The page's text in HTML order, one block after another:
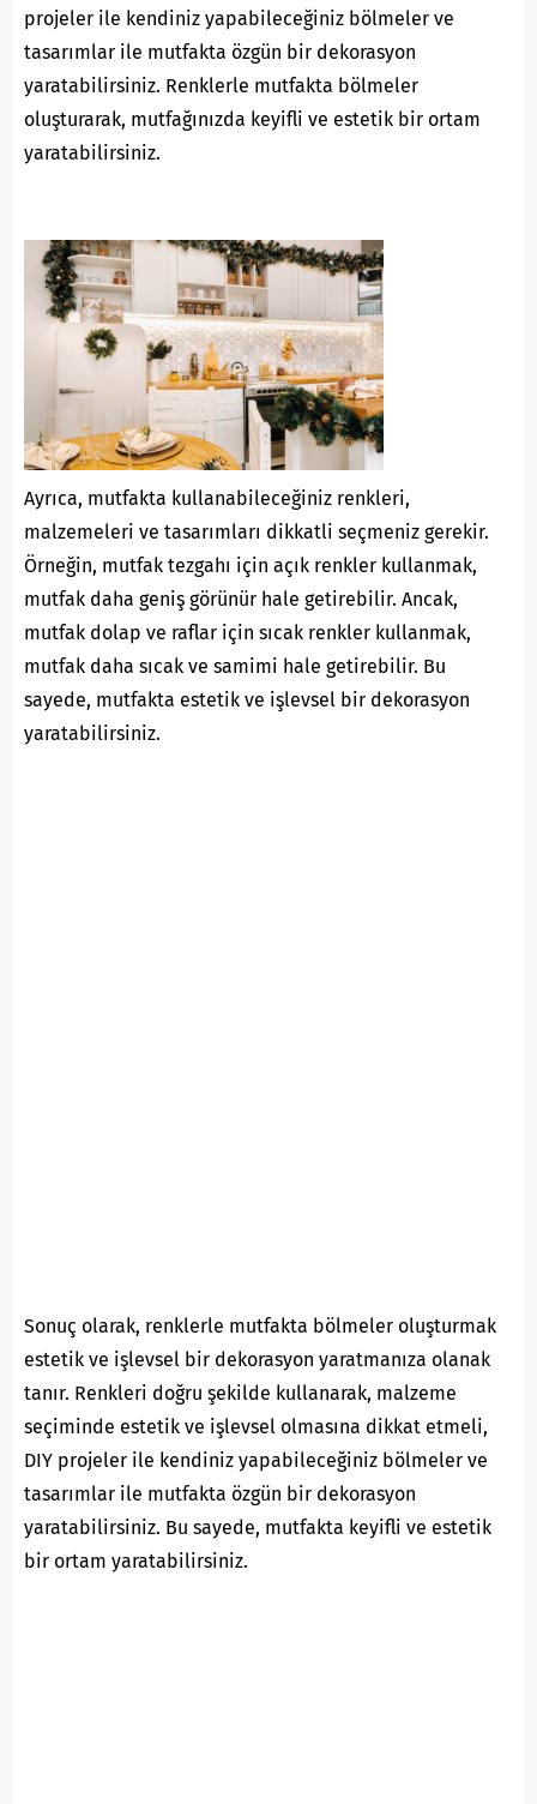
projeler ile kendiniz yapabileceğiniz bölmeler ve
tasarımlar ile mutfakta özgün bir dekorasyon
yaratabilirsiniz. Renklerle mutfakta bölmeler
oluşturarak, mutfağınızda keyifli ve estetik bir ortam
yaratabilirsiniz.
Ayrıca, mutfakta kullanabileceğiniz renkleri,
malzemeleri ve tasarımları dikkatli seçmeniz gerekir.
Örneğin, mutfak tezgahı için açık renkler kullanmak,
mutfak daha geniş görünür hale getirebilir. Ancak,
mutfak dolap ve raflar için sıcak renkler kullanmak,
mutfak daha sıcak ve samimi hale getirebilir. Bu
sayede, mutfakta estetik ve işlevsel bir dekorasyon
yaratabilirsiniz.
Sonuç olarak, renklerle mutfakta bölmeler oluşturmak
estetik ve işlevsel bir dekorasyon yaratmanıza olanak
tanır. Renkleri doğru şekilde kullanarak, malzeme
seçiminde estetik ve işlevsel olmasına dikkat etmeli,
DIY projeler ile kendiniz yapabileceğiniz bölmeler ve
tasarımlar ile mutfakta özgün bir dekorasyon
yaratabilirsiniz. Bu sayede, mutfakta keyifli ve estetik
bir ortam yaratabilirsiniz.